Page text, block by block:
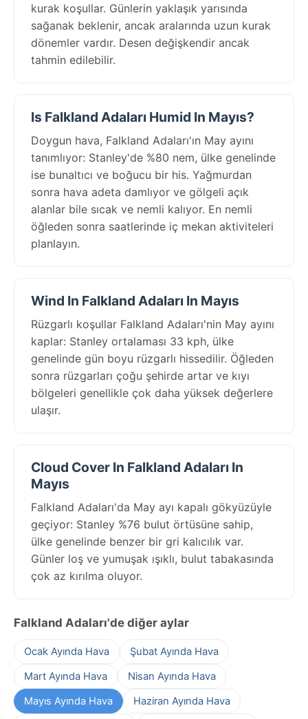
kurak koşullar. Günlerin yaklaşık yarısında
sağanak beklenir, ancak aralarında uzun kurak
dönemler vardır. Desen değişkendir ancak
tahmin edilebilir.
Is Falkland Adaları Humid In Mayıs?
Doygun hava, Falkland Adaları'ın May ayını
tanımlıyor: Stanley'de %80 nem, ülke genelinde
ise bunaltıcı ve boğucu bir his. Yağmurdan
sonra hava adeta damlıyor ve gölgeli açık
alanlar bile sıcak ve nemli kalıyor. En nemli
öğleden sonra saatlerinde iç mekan aktiviteleri
planlayın.
Wind In Falkland Adaları In Mayıs
Rüzgarlı koşullar Falkland Adaları'nin May ayını
kaplar: Stanley ortalaması 33 kph, ülke
genelinde gün boyu rüzgarlı hissedilir. Öğleden
sonra rüzgarları çoğu şehirde artar ve kıyı
bölgeleri genellikle çok daha yüksek değerlere
ulaşır.
Cloud Cover In Falkland Adaları In
Mayıs
Falkland Adaları'da May ayı kapalı gökyüzüyle
geçiyor: Stanley %76 bulut örtüsüne sahip,
ülke genelinde benzer bir gri kalıcılık var.
Günler loş ve yumuşak ışıklı, bulut tabakasında
çok az kırılma oluyor.
Falkland Adaları'de diğer aylar
Ocak Ayında Hava
Şubat Ayında Hava
Mart Ayında Hava
Nisan Ayında Hava
Mayıs Ayında Hava
Haziran Ayında Hava